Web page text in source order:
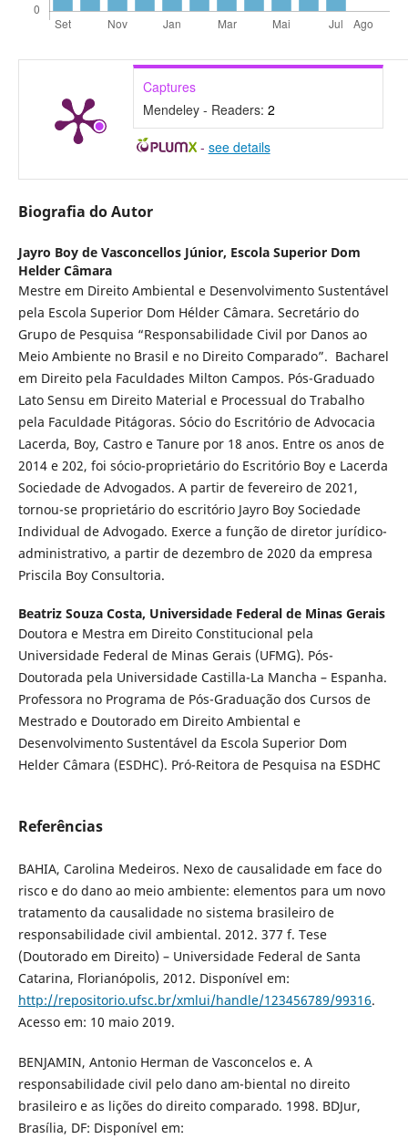
Captures
Mendeley - Readers: 2
- see details
Biografia do Autor
Jayro Boy de Vasconcellos Júnior, Escola Superior Dom
Helder Câmara
Mestre em Direito Ambiental e Desenvolvimento Sustentável
pela Escola Superior Dom Hélder Câmara. Secretário do
Grupo de Pesquisa “Responsabilidade Civil por Danos ao
Meio Ambiente no Brasil e no Direito Comparado”. Bacharel
em Direito pela Faculdades Milton Campos. Pós-Graduado
Lato Sensu em Direito Material e Processual do Trabalho
pela Faculdade Pitágoras. Sócio do Escritório de Advocacia
Lacerda, Boy, Castro e Tanure por 18 anos. Entre os anos de
2014 e 202, foi sócio-proprietário do Escritório Boy e Lacerda
Sociedade de Advogados. A partir de fevereiro de 2021,
tornou-se proprietário do escritório Jayro Boy Sociedade
Individual de Advogado. Exerce a função de diretor jurídico-
administrativo, a partir de dezembro de 2020 da empresa
Priscila Boy Consultoria.
Beatriz Souza Costa, Universidade Federal de Minas Gerais
Doutora e Mestra em Direito Constitucional pela
Universidade Federal de Minas Gerais (UFMG). Pós-
Doutorada pela Universidade Castilla-La Mancha – Espanha.
Professora no Programa de Pós-Graduação dos Cursos de
Mestrado e Doutorado em Direito Ambiental e
Desenvolvimento Sustentável da Escola Superior Dom
Helder Câmara (ESDHC). Pró-Reitora de Pesquisa na ESDHC
Referências
BAHIA, Carolina Medeiros. Nexo de causalidade em face do
risco e do dano ao meio ambiente: elementos para um novo
tratamento da causalidade no sistema brasileiro de
responsabilidade civil ambiental. 2012. 377 f. Tese
(Doutorado em Direito) – Universidade Federal de Santa
Catarina, Florianópolis, 2012. Disponível em:
http://repositorio.ufsc.br/xmlui/handle/123456789/99316.
Acesso em: 10 maio 2019.
BENJAMIN, Antonio Herman de Vasconcelos e. A
responsabilidade civil pelo dano am-biental no direito
brasileiro e as lições do direito comparado. 1998. BDJur,
Brasília, DF: Disponível em: